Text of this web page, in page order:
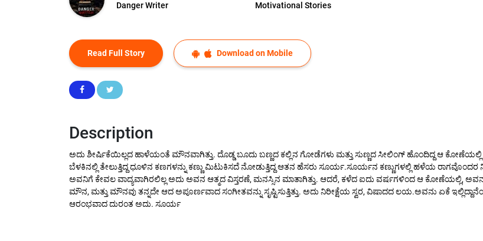
Danger Writer
Motivational Stories
Read Full Story Download on Mobile
Description
ಅದು ಶೀರ್ಷಿಕೆಯಿಲ್ಲದ ಹಾಳೆಯಂತೆ ಮೌನವಾಗಿತ್ತು. ದೊಡ್ಡ ಬೂದು ಬಣ್ಣದ ಕಲ್ಲಿನ ಗೋಡೆಗಳು ಮತ್ತು ಸುಣ್ಣದ ಸೀಲಿಂಗ್‌ ಹೊಂದಿದ್ದ ಆ ಕೋಣೆಯಲ್ಲಿ
ಬೆಳಕಿನಲ್ಲಿ ತೇಲುತ್ತಿದ್ದ ಧೂಳಿನ ಕಣಗಳನ್ನು ಕಣ್ಣು ಮಿಟುಕಿಸದೆ ನೋಡುತ್ತಿದ್ದ ಆತನ ಹೆಸರು ಸೂರ್ಯ.ಸೂರ್ಯನ ಕಣ್ಣುಗಳಲ್ಲಿ ಹಳೆಯ ರಾಗವೊಂದರ
ಅವನಿಗೆ ಕೇವಲ ವಾದ್ಯವಾಗಿರಲಿಲ್ಲ ಅದು ಅವನ ಆತ್ಮದ ವಿಸ್ತರಣೆ, ಮನಸ್ಸಿನ ಮಾತಾಗಿತ್ತು. ಆದರೆ, ಕಳೆದ ಐದು ವರ್ಷಗಳಿಂದ ಆ ಕೋಣೆಯಲ್ಲಿ, ಅವನ
ಮೌನ, ಮತ್ತು ಮೌನವು ತನ್ನದೇ ಆದ ಅಪೂರ್ಣವಾದ ಸಂಗೀತವನ್ನು ಸೃಷ್ಟಿಸುತ್ತಿತ್ತು. ಅದು ನಿರೀಕ್ಷೆಯ ಸ್ವರ, ವಿಷಾದದ ಲಯ.ಅವನು ಏಕೆ
ಆರಂಭವಾದ ದುರಂತ ಅದು. ಸೂರ್ಯ